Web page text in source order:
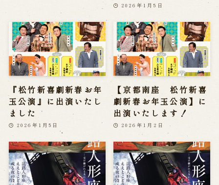
2026年1月5日
『松竹新喜劇新春お年
玉公演』に出演いたし
ました
2026年1月5日
【京都南座 松竹新喜
劇新春お年玉公演】に
出演いたします！
2026年1月2日